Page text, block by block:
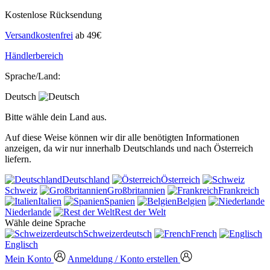
Kostenlose Rücksendung
Versandkostenfrei ab 49€
Händlerbereich
Sprache/Land:
Deutsch
Bitte wähle dein Land aus.
Auf diese Weise können wir dir alle benötigten Informationen
anzeigen, da wir nur innerhalb Deutschlands und nach Österreich
liefern.
Deutschland
Österreich
Schweiz
Großbritannien
Frankreich
Italien
Spanien
Belgien
Niederlande
Rest der Welt
Wähle deine Sprache
Schweizerdeutsch
French
Englisch
Mein Konto
Anmeldung / Konto erstellen